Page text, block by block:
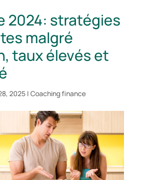
2024: stratégies
malgré
taux élevés et
2025| Coaching finance